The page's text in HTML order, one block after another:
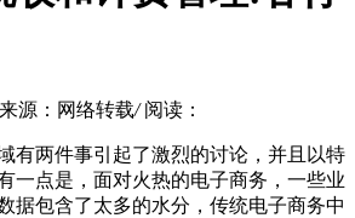
来源：网络转载/ 阅读：
有两件事引起了激烈的讨论，并且以特
一点是，面对火热的电子商务，一些业
据包含了太多的水分，传统电子商务中